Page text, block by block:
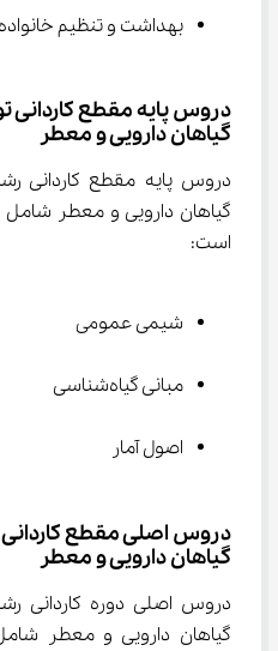
بهداشت و تنظیم خانواده
دروس پایه مقطع کاردانی
گیاهان دارویی و معطر
دروس پایه مقطع ﻛﺎردانی
است:
شیمی عمومی
مبانی گیاه‌شناسی
اصول آمار
دروس اصلی مقطع کاردانی
گیاهان دارویی و معطر
دروس اصلی دوره ﻛﺎردانی